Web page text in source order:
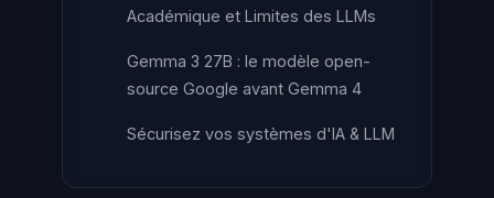
Académique et Limites des LLMs
Gemma 3 27B : le modèle open-
source Google avant Gemma 4
Sécurisez vos systèmes d'IA & LLM